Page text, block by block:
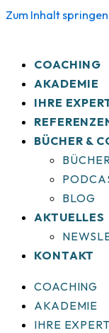
Zum Inhalt springen
COACHING
AKADEMIE
IHRE
BÜCHER &
BLOG
AKTUELLES
KONTAKT
COACHING
AKADEMIE
IHRE